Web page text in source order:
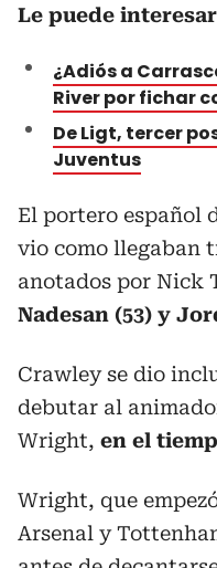
Le puede
¿Adiós a
River por fichar
De Ligt, tercer
Juventus
El portero español
vio como llegaban
anotados por Nick
Nadesan (53) y
Crawley se dio
debutar al
Wright, en el
Wright, que
Arsenal y